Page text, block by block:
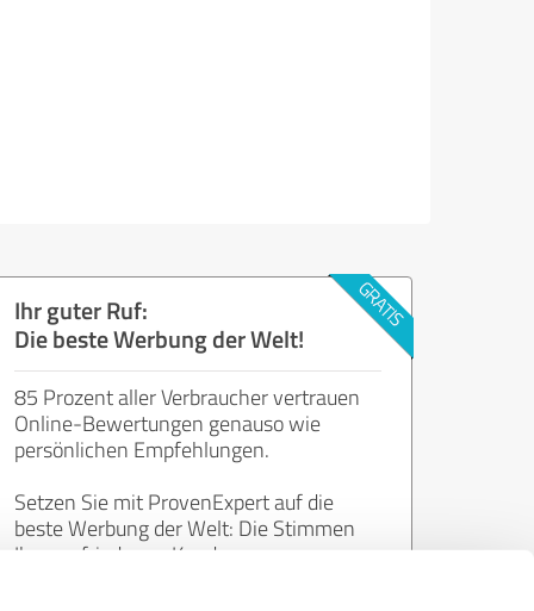
Ihr guter Ruf:
Die beste Werbung der Welt!
85 Prozent aller Verbraucher vertrauen
Online-Bewertungen genauso wie
persönlichen Empfehlungen.
Setzen Sie mit ProvenExpert auf die
beste Werbung der Welt: Die Stimmen
Ihrer zufriedenen Kunden.